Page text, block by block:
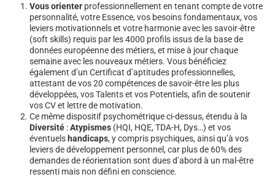
Vous orienter professionnellement en tenant compte de votre
personnalité, votre Essence, vos besoins fondamentaux, vos
leviers motivationnels et votre harmonie avec les savoir-être
(soft skills) requis par les 4000 profils issus de la base de
données européenne des métiers, et mise à jour chaque
semaine avec les nouveaux métiers. Vous bénéficiez
également d’un Certificat d’aptitudes professionnelles,
attestant de vos 20 compétences de savoir-être les plus
développées, vos Talents et vos Potentiels, afin de soutenir
vos CV et lettre de motivation.
Ce même dispositif psychométrique ci-dessus, étendu à la
Diversité :Atypismes (HQI, HQE, TDA-H, Dys…) et vos
éventuels handicaps, y compris psychiques, ainsi qu’à vos
leviers de développement personnel, car plus de 60% des
demandes de réorientation sont dues d’abord à un mal-être
ressenti mais non défini en conscience.